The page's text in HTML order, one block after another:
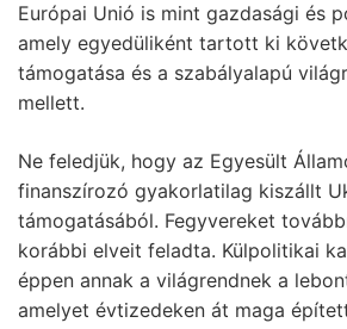
Európai Unió is mint gazdasági és
amely egyedüliként tartott ki
támogatása és a szabályalapú
mellett.
Ne feledjük, hogy az Egyesült
finanszírozó gyakorlatilag kiszállt
támogatásából. Fegyvereket
korábbi elveit feladta. Külpolitikai
éppen annak a világrendnek a
amelyet évtizedeken át maga